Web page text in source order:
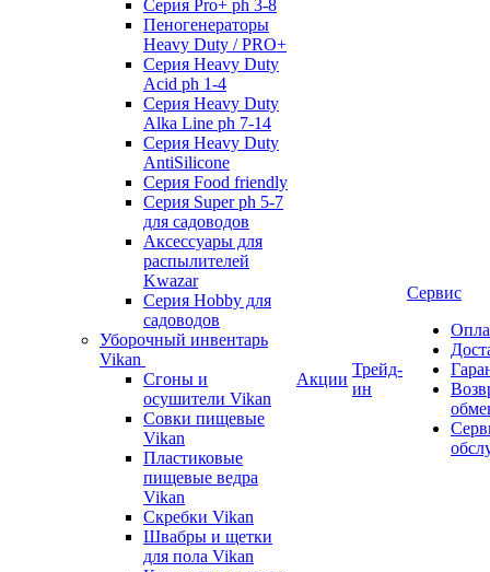
Серия Pro+ ph 3-8
Пеногенераторы
Heavy Duty / PRO+
Серия Heavy Duty
Acid ph 1-4
Серия Heavy Duty
Alka Line ph 7-14
Серия Heavy Duty
AntiSilicone
Серия Food friendly
Серия Super ph 5-7
для садоводов
Аксессуары для
распылителей
Kwazar
Серия Hobby для
садоводов
Уборочный инвентарь
Vikan
Сгоны и
осушители Vikan
Совки пищевые
Vikan
Пластиковые
пищевые ведра
Vikan
Скребки Vikan
Швабры и щетки
для пола Vikan
Акции
Трейд-
ин
Сервис